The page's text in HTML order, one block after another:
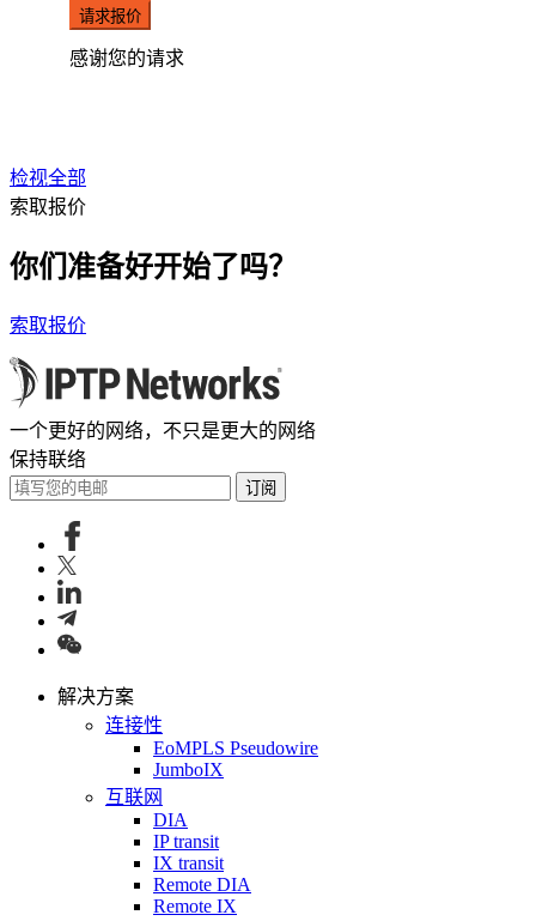
请求报价
感谢您的请求
检视全部
索取报价
你们准备好开始了吗？
索取报价
一个更好的网络，不只是更大的网络
保持联络
订阅
解决方案
连接性
EoMPLS Pseudowire
JumboIX
互联网
DIA
IP transit
IX transit
Remote DIA
Remote IX